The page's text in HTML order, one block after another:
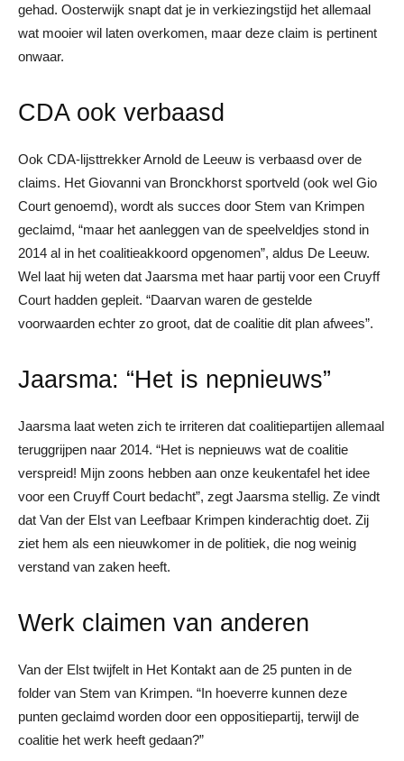
gehad. Oosterwijk snapt dat je in verkiezingstijd het allemaal
wat mooier wil laten overkomen, maar deze claim is pertinent
onwaar.
CDA ook verbaasd
Ook CDA-lijsttrekker Arnold de Leeuw is verbaasd over de
claims. Het Giovanni van Bronckhorst sportveld (ook wel Gio
Court genoemd), wordt als succes door Stem van Krimpen
geclaimd, “maar het aanleggen van de speelveldjes stond in
2014 al in het coalitieakkoord opgenomen”, aldus De Leeuw.
Wel laat hij weten dat Jaarsma met haar partij voor een Cruyff
Court hadden gepleit. “Daarvan waren de gestelde
voorwaarden echter zo groot, dat de coalitie dit plan afwees”.
Jaarsma: “Het is nepnieuws”
Jaarsma laat weten zich te irriteren dat coalitiepartijen allemaal
teruggrijpen naar 2014. “Het is nepnieuws wat de coalitie
verspreid! Mijn zoons hebben aan onze keukentafel het idee
voor een Cruyff Court bedacht”, zegt Jaarsma stellig. Ze vindt
dat Van der Elst van Leefbaar Krimpen kinderachtig doet. Zij
ziet hem als een nieuwkomer in de politiek, die nog weinig
verstand van zaken heeft.
Werk claimen van anderen
Van der Elst twijfelt in Het Kontakt aan de 25 punten in de
folder van Stem van Krimpen. “In hoeverre kunnen deze
punten geclaimd worden door een oppositiepartij, terwijl de
coalitie het werk heeft gedaan?”